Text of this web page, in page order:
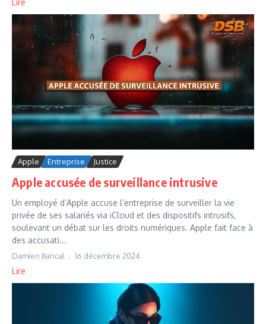
Apple Entreprise Justice
Apple accusée de surveillance intrusive
Un employé d’Apple accuse l’entreprise de surveiller la vie
privée de ses salariés via iCloud et des dispositifs intrusifs,
soulevant un débat sur les droits numériques. Apple fait face à
des accusati...
Damien Bancal 16 décembre 2024
Lire